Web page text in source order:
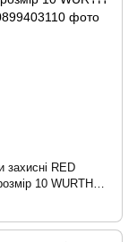
захисні RED
10 WURTH